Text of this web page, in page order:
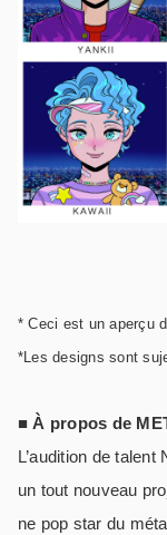
* Ceci est un aperçu
*Les designs sont
■ À propos de
L’audition de talent
un tout nouveau
ne pop star du